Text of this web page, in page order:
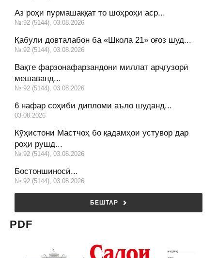
Аз роҳи пурмашаққат то шоҳроҳи аср...
№:92 (5144), 03.08.2026
Қабули довталабон ба «Школа 21» оғоз шуд...
№:92 (5144), 03.08.2026
Вақте фарзонафарзандони миллат арҷгузорӣ
мешаванд...
№:92 (5144), 03.08.2026
6 нафар соҳиби дипломи аъло шуданд...
03.08.2026
Кӯҳистони Мастчоҳ бо қадамҳои устувор дар
роҳи рушд...
№:92 (5144), 03.08.2026
Бостоншиносӣ...
№:92 (5144), 03.08.2026
БЕШТАР
PDF